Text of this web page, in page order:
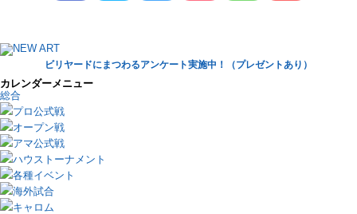
ビリヤードにまつわるアンケート実施中！（プレゼントあり）
カレンダーメニュー
総合
プロ公式戦
オープン戦
アマ公式戦
ハウストーナメント
各種イベント
海外試合
キャロム